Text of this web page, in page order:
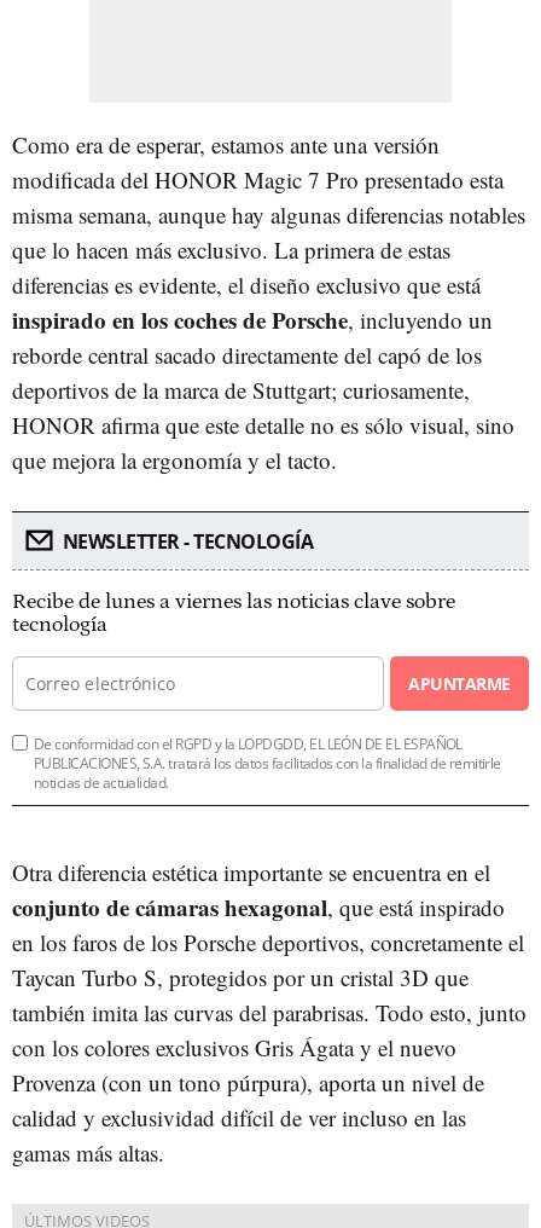
Como era de esperar, estamos ante una versión
modificada del HONOR Magic 7 Pro presentado esta
misma semana, aunque hay algunas diferencias notables
que lo hacen más exclusivo. La primera de estas
diferencias es evidente, el diseño exclusivo que está
inspirado en los coches de Porsche, incluyendo un
reborde central sacado directamente del capó de los
deportivos de la marca de Stuttgart; curiosamente,
HONOR afirma que este detalle no es sólo visual, sino
que mejora la ergonomía y el tacto.
NEWSLETTER - TECNOLOGÍA
Recibe de lunes a viernes las noticias clave sobre
tecnología
APUNTARME
De conformidad con el RGPD y la LOPDGDD, EL LEÓN DE EL ESPAÑOL
PUBLICACIONES, S.A. tratará los datos facilitados con la finalidad de remitirle
noticias de actualidad.
Otra diferencia estética importante se encuentra en el
conjunto de cámaras hexagonal, que está inspirado
en los faros de los Porsche deportivos, concretamente el
Taycan Turbo S, protegidos por un cristal 3D que
también imita las curvas del parabrisas. Todo esto, junto
con los colores exclusivos Gris Ágata y el nuevo
Provenza (con un tono púrpura), aporta un nivel de
calidad y exclusividad difícil de ver incluso en las
gamas más altas.